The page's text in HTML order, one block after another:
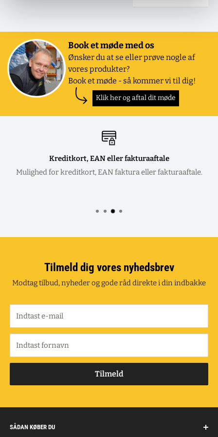
Book et møde med os
Ønsker du at se eller prøve nogle af
vores produkter?
Book et møde - så kommer vi til dig!
Klik her og aftal dit møde
Kreditkort, EAN eller fakturaaftale
Mulighed for kreditkort, EAN faktura eller fakturaaftale.
Tilmeld dig vores nyhedsbrev
Modtag tilbud, nyheder og gode råd direkte i din indbakke
Indtast e-mail
Indtast fornavn
Tilmeld
SÅDAN KØBER DU